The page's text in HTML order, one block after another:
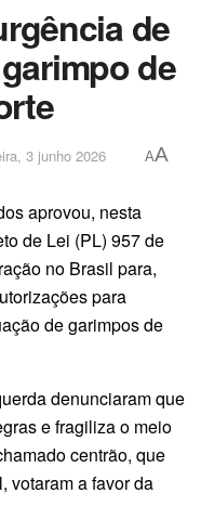
de
de
3 junho 2026 AA
aprovou, nesta
de Lei (PL) 957 de
no Brasil para,
para
de garimpos de
denunciaram que
e fragiliza o meio
centrão, que
votaram a favor da